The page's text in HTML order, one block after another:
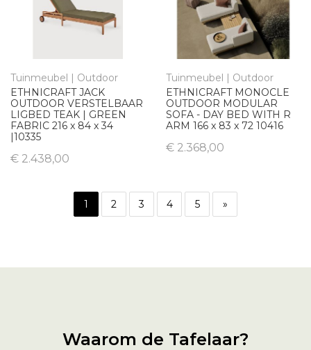
Tuinmeubel | Outdoor
ETHNICRAFT JACK
OUTDOOR VERSTELBAAR
LIGBED TEAK | GREEN
FABRIC 216 x 84 x 34
|10335
€ 2.438,00
Tuinmeubel | Outdoor
ETHNICRAFT MONOCLE
OUTDOOR MODULAR
SOFA - DAY BED WITH R
ARM 166 x 83 x 72 10416
€ 2.368,00
1 2 3 4 5 »
Waarom de Tafelaar?